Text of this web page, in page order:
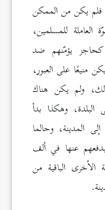
فلم يكن من الممكن
للمسلمين،
يؤمّنهم ضد
منيعًا على العبور،
ولم يكن هناك
وهكذا بدأ
وحالما
عنها في ألف
الباقية من